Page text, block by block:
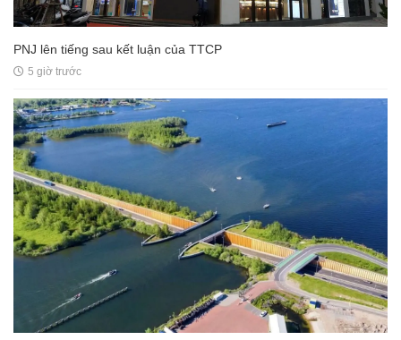
PNJ lên tiếng sau kết luận của TTCP
5 giờ trước